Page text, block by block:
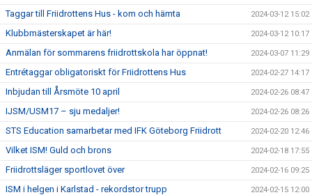
Taggar till Friidrottens Hus - kom och hämta 2024-03-12 15:02
Klubbmästerskapet är här! 2024-03-12 10:17
Anmälan för sommarens friidrottskola har öppnat! 2024-03-07 11:29
Entrétaggar obligatoriskt för Friidrottens Hus 2024-02-27 14:17
Inbjudan till Årsmöte 10 april 2024-02-26 08:47
IJSM/USM17 – sju medaljer! 2024-02-26 08:26
STS Education samarbetar med IFK Göteborg Friidrott 2024-02-20 12:46
Vilket ISM! Guld och brons 2024-02-18 17:55
Friidrottsläger sportlovet över 2024-02-16 09:25
ISM i helgen i Karlstad - rekordstor trupp 2024-02-15 12:00